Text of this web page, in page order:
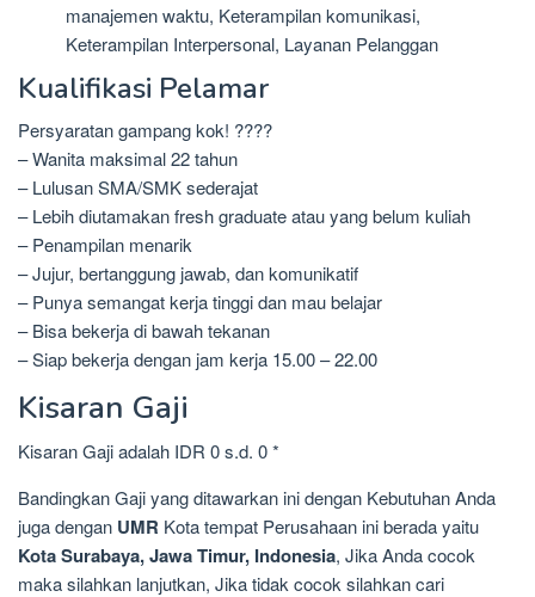
manajemen waktu, Keterampilan komunikasi,
Keterampilan Interpersonal, Layanan Pelanggan
Kualifikasi Pelamar
Persyaratan gampang kok! ????
– Wanita maksimal 22 tahun
– Lulusan SMA/SMK sederajat
– Lebih diutamakan fresh graduate atau yang belum kuliah
– Penampilan menarik
– Jujur, bertanggung jawab, dan komunikatif
– Punya semangat kerja tinggi dan mau belajar
– Bisa bekerja di bawah tekanan
– Siap bekerja dengan jam kerja 15.00 – 22.00
Kisaran Gaji
Kisaran Gaji adalah IDR 0 s.d. 0 *
Bandingkan Gaji yang ditawarkan ini dengan Kebutuhan Anda
juga dengan UMR Kota tempat Perusahaan ini berada yaitu
Kota Surabaya, Jawa Timur, Indonesia, Jika Anda cocok
maka silahkan lanjutkan, Jika tidak cocok silahkan cari